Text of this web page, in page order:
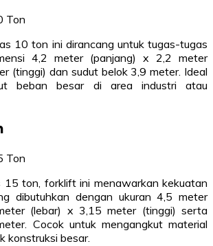
10 ton ini dirancang untuk tugas-tugas
4,2 meter (panjang) x 2,2 meter
(tinggi) dan sudut belok 3,9 meter. Ideal
beban besar di area industri atau
15 ton, forklift ini menawarkan kekuatan
dibutuhkan dengan ukuran 4,5 meter
(lebar) x 3,15 meter (tinggi) serta
Cocok untuk mengangkut material
konstruksi besar.